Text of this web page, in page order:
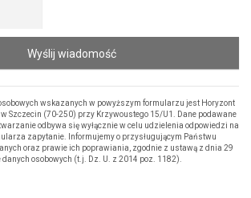
Wyślij wiadomość
wskazanych w powyższym formularzu jest Horyzont
Szczecin (70-250) przy Krzywoustego 15/U1. Dane podawane
odbywa się wyłącznie w celu udzielenia odpowiedzi na
zapytanie. Informujemy o przysługującym Państwu
oraz prawie ich poprawiania, zgodnie z ustawą z dnia 29
danych osobowych (t.j. Dz. U. z 2014 poz. 1182).